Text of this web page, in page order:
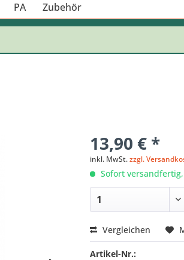
PA Zubehör
13,90 € *
inkl. MwSt.zzgl.
Sofort
Vergleichen
Artikel-Nr.: